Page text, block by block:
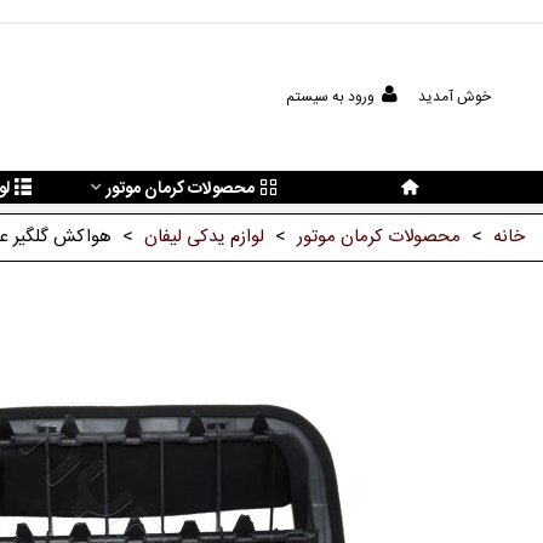
خوش آمدید ورود به سیستم
محصولات کرمان موتور
خانه > محصولات کرمان موتور > لوازم یدکی لیفان > هواکش گلگیر